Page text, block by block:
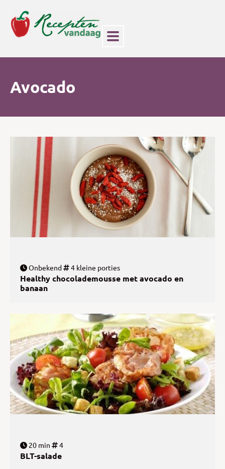
Avocado
Onbekend 4 kleine porties
Healthy chocolademousse met avocado en
banaan
20 min 4
BLT-salade